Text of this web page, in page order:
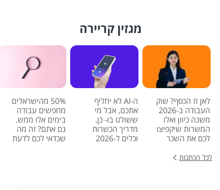
מגזין קריירה
לאן זז הכסף? שוק
העבודה ב-2026
משנה כיוון ואלו
המשרות שיקפיצו
לכם את השכר
ה-AI לא יחליף
אתכם, אבל מי
ששולט בו- כן.
מדריך הכשרות
וכלים ל-2026
50% מהישראלים
מחפשים עבודה
בימים אלו ממש.
גם אתם? זה מה
שכדאי לכם לדעת
לכל הכתבות